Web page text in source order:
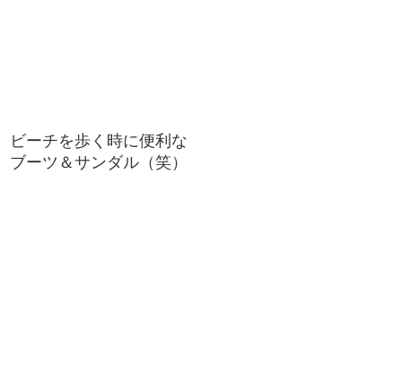
ビーチを歩く時に便利な
ブーツ＆サンダル（笑）